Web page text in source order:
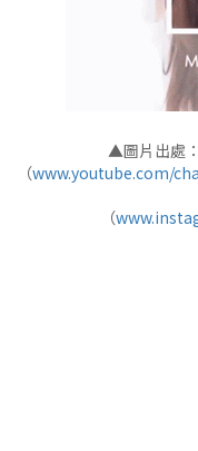
▲圖片出處
（www.youtube.com/
（